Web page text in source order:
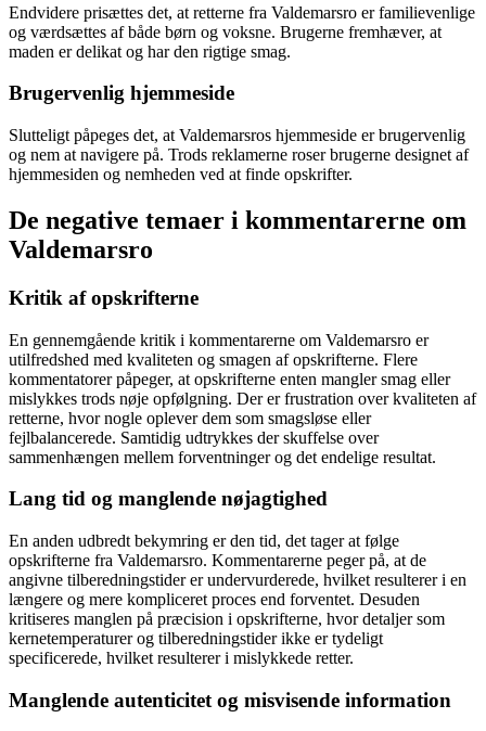
Endvidere prisættes det, at retterne fra Valdemarsro er familievenlige
og værdsættes af både børn og voksne. Brugerne fremhæver, at
maden er delikat og har den rigtige smag.
Brugervenlig hjemmeside
Slutteligt påpeges det, at Valdemarsros hjemmeside er brugervenlig
og nem at navigere på. Trods reklamerne roser brugerne designet af
hjemmesiden og nemheden ved at finde opskrifter.
De negative temaer i kommentarerne om
Valdemarsro
Kritik af opskrifterne
En gennemgående kritik i kommentarerne om Valdemarsro er
utilfredshed med kvaliteten og smagen af opskrifterne. Flere
kommentatorer påpeger, at opskrifterne enten mangler smag eller
mislykkes trods nøje opfølgning. Der er frustration over kvaliteten af
retterne, hvor nogle oplever dem som smagsløse eller
fejlbalancerede. Samtidig udtrykkes der skuffelse over
sammenhængen mellem forventninger og det endelige resultat.
Lang tid og manglende nøjagtighed
En anden udbredt bekymring er den tid, det tager at følge
opskrifterne fra Valdemarsro. Kommentarerne peger på, at de
angivne tilberedningstider er undervurderede, hvilket resulterer i en
længere og mere kompliceret proces end forventet. Desuden
kritiseres manglen på præcision i opskrifterne, hvor detaljer som
kernetemperaturer og tilberedningstider ikke er tydeligt
specificerede, hvilket resulterer i mislykkede retter.
Manglende autenticitet og misvisende information